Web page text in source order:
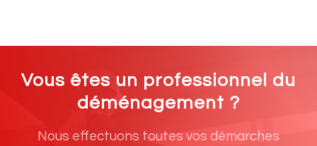
Vous êtes un professionnel du
déménagement ?
Nous effectuons toutes vos démarches